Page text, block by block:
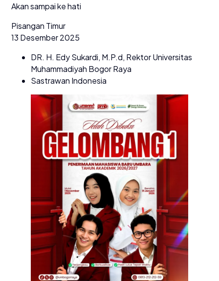
Akan sampai ke hati
Pisangan Timur
13 Desember 2025
DR. H. Edy Sukardi, M.P.d, Rektor Universitas
Muhammadiyah Bogor Raya
Sastrawan Indonesia